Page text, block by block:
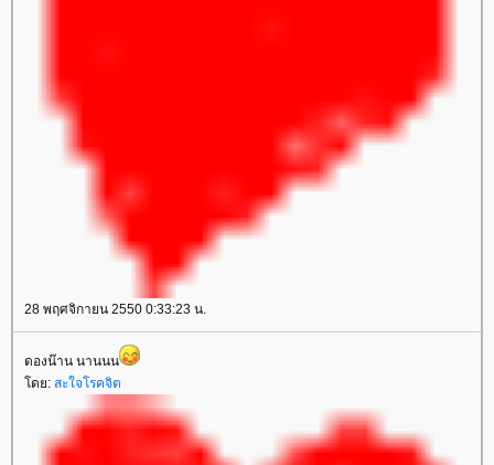
28 พฤศจิกายน 2550 0:33:23 น.
ดองน๊าน นานนน
ดย: สะใจโรคจิต